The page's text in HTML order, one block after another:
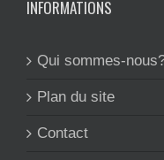
INFORMATIONS
Qui sommes-
Plan du site
Contact